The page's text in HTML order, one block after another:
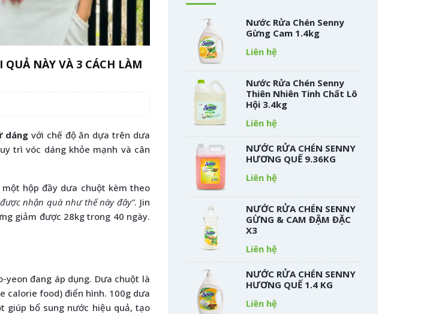
NÀY VÀ 3 CÁCH LÀM
dángvới chế độ ăn dựa trên dưa
trì vóc dáng khỏe mạnh và cân
hộp đầy dưa chuột kèm theo
nhận quà như thế này đây”. Jin
giảm được 28kg trong 40 ngày.
yeon đang áp dụng. Dưa chuột là
calorie food) điển hình. 100g dưa
giúp bổ sung nước hiệu quả, tạo
Nước Rửa Chén Senny
Gừng Cam 1.4kg
Liên hệ
Nước Rửa Chén Senny
Thiên Nhiên Tinh Chất Lô
Hội 3.4kg
Liên hệ
NƯỚC RỬA CHÉN SENNY
HƯƠNG QUẾ 9.36KG
Liên hệ
NƯỚC RỬA CHÉN SENNY
GỪNG & CAM ĐẬM ĐẶC
X3
Liên hệ
NƯỚC RỬA CHÉN SENNY
HƯƠNG QUẾ 1.4 KG
Liên hệ